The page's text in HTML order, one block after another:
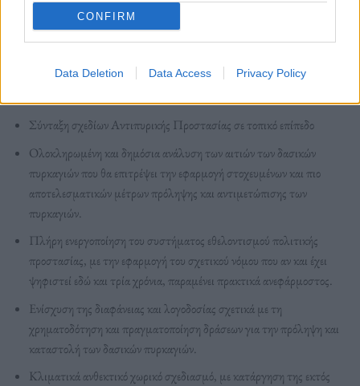
CONFIRM
Data Deletion Data Access Privacy Policy
επιγραμματικά αφορούν σε:
Προστασίας με σαφή προληπτικό προσανατολισμό και ενεργή
Σύνταξη σχεδίων Αντιπυρικής Προστασίας σε τοπικό επίπεδο
Ολοκληρωμένη και δημόσια ανάλυση των αιτιών των δασικών
πυρκαγιών που θα επιτρέψει την εφαρμογή στοχευμένων και πιο
αποτελεσματικών μέτρων πρόληψης και αντιμετώπισης των
πυρκαγιών.
Πλήρη ενεργοποίηση του συστήματος εθελοντισμού πολιτικής
προστασίας, με την εφαρμογή του σχετικού νόμου που αν και έχει
ψηφιστεί εδώ και τρία χρόνια, παραμένει πρακτικά ανεφάρμοστος.
Ενίσχυση της διαφάνειας και λογοδοσίας σχετικά με τη
χρηματοδότηση και πραγματοποίηση δράσεων για την πρόληψη και
καταστολή των δασικών πυρκαγιών.
Κλιματικά ανθεκτικό χωρικό σχεδιασμό, με κατάργηση της εκτός